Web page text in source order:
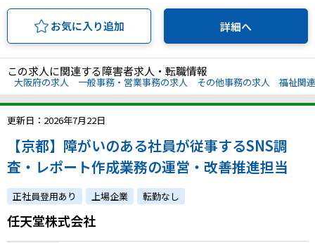
お気に入り追加 詳細へ
この求人に関連する障害者求人・転職情報
大阪府の求人 一般事務・営業事務の求人 その他事務の求人 福祉関
更新日：2026年7月22日
【京都】障がいのある社員が従事するSNS調
査・レポート作成業務の運営・改善推進担当
正社員登用あり 上場企業 転勤なし
任天堂株式会社